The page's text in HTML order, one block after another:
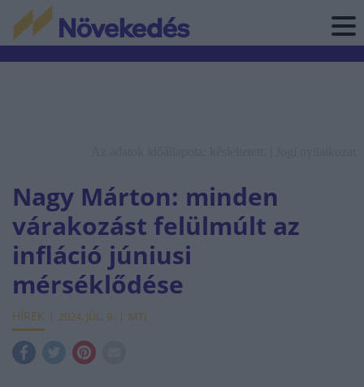
Nagy Márton: minden
várakozást felülmúlt az
infláció júniusi
mérséklődése
HÍREK 2024. JÚL. 9. MTI